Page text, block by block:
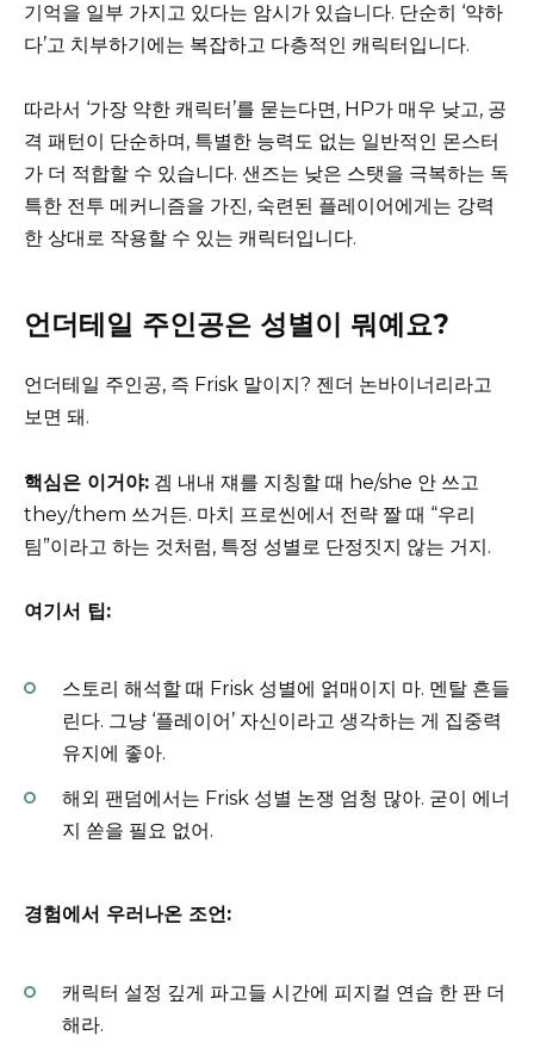
기억을 일부 가지고 있다는 암시가 있습니다. 단순히 ‘약하
다’고 치부하기에는 복잡하고 다층적인 캐릭터입니다.
따라서 ‘가장 약한 캐릭터’를 묻는다면, HP가 매우 낮고, 공
격 패턴이 단순하며, 특별한 능력도 없는 일반적인 몬스터
가 더 적합할 수 있습니다. 샌즈는 낮은 스탯을 극복하는 독
특한 전투 메커니즘을 가진, 숙련된 플레이어에게는 강력
한 상대로 작용할 수 있는 캐릭터입니다.
언더테일 주인공은 성별이 뭐예요?
언더테일 주인공, 즉 Frisk 말이지? 젠더 논바이너리라고
보면 돼.
핵심은 이거야: 겜 내내 쟤를 지칭할 때 he/she 안 쓰고
they/them 쓰거든. 마치 프로씬에서 전략 짤 때 “우리
팀”이라고 하는 것처럼, 특정 성별로 단정짓지 않는 거지.
여기서 팁:
스토리 해석할 때 Frisk 성별에 얽매이지 마. 멘탈 흔들
린다. 그냥 ‘플레이어’ 자신이라고 생각하는 게 집중력
유지에 좋아.
해외 팬덤에서는 Frisk 성별 논쟁 엄청 많아. 굳이 에너
지 쏟을 필요 없어.
경험에서 우러나온 조언:
캐릭터 설정 깊게 파고들 시간에 피지컬 연습 한 판 더
해라.